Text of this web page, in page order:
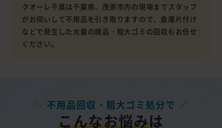
クオーレ千葉は千葉県、茂原市内の現場までスタッフ
がお伺いして不用品を引き取りますので、倉庫片付け
などで発生した大量の廃品・粗大ゴミの回収もお任せ
ください。
不用品回収・粗大ゴミ処分で
こんなお悩みは